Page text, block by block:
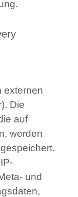
externen
Die
auf
werden
und